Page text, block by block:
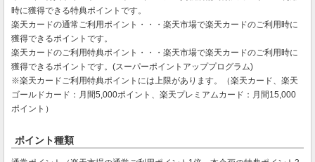
時に獲得できる特典ポイントです。
楽天カードの通常ご利用ポイント・・・楽天市場で楽天カードのご利用時に
獲得できるポイントです。
楽天カードのご利用特典ポイント・・・楽天市場で楽天カードのご利用時に
獲得できるポイントです。(スーパーポイントアッププログラム)
※楽天カードご利用特典ポイントには上限があります。（楽天カード、楽天
ゴールドカード：月間5,000ポイント、楽天プレミアムカード：月間15,000
ポイント）
ポイント種類